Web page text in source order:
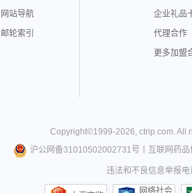
网站导航
邮轮索引
企业礼品
代理合作
更多加盟
Copyright©1999-2026, ctrip.com. All
沪公网备31010502002731号
互联网药
违法和不良信息举报
网络社会